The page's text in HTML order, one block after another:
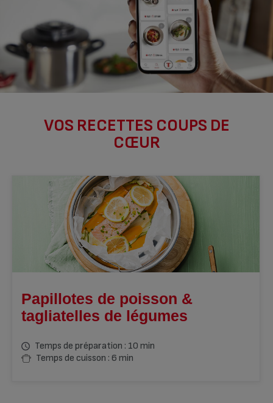
VOS RECETTES COUPS DE
CŒUR
Papillotes de poisson &
tagliatelles de légumes
Temps de préparation : 10 min
Temps de cuisson : 6 min